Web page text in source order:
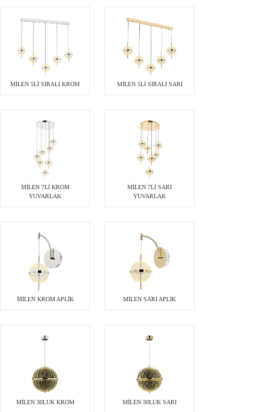
MİLEN 5Lİ SIRALI KROM MİLEN 5Lİ SIRALI SARI
MİLEN 7Lİ KROM
YUVARLAK
MİLEN 7Lİ SARI
YUVARLAK
MİLEN KROM APLİK MİLEN SARI APLİK
MİLEN 30LUK KROM MİLEN 30LUK SARI